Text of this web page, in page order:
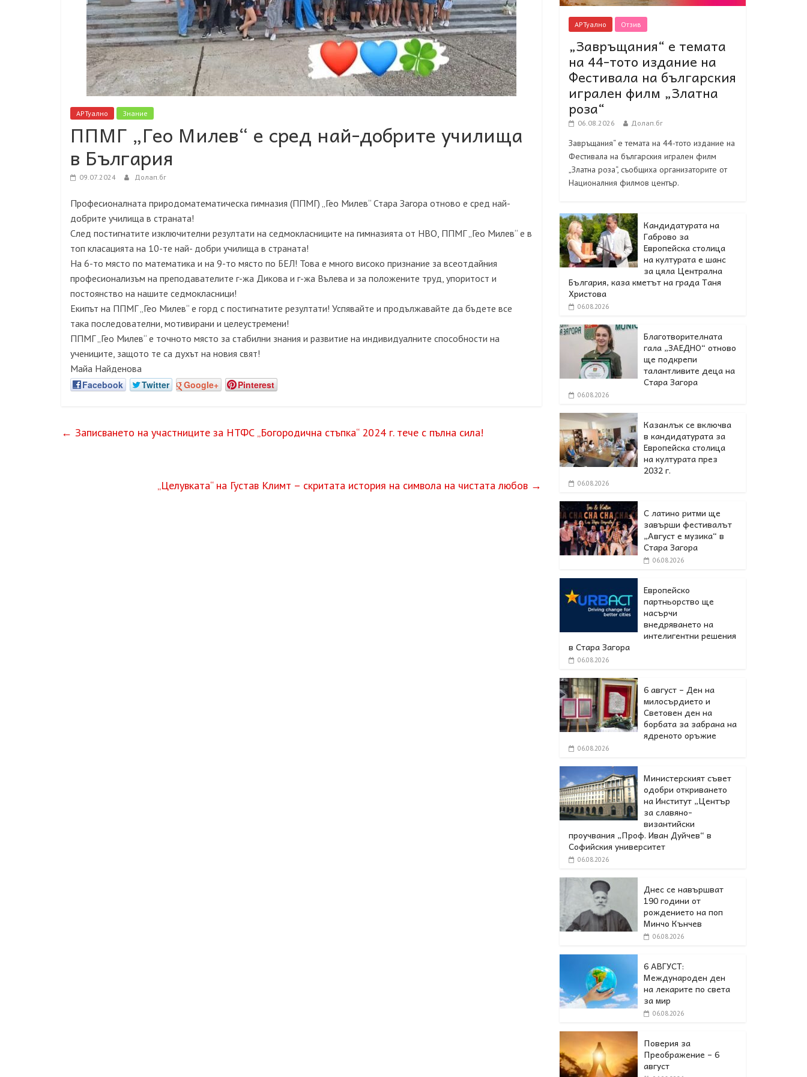
АРТуално Знание
ППМГ „Гео Милев“ е сред най-добрите училища
в България
09.07.2024 Долап.бг
Професионалната природоматематическа гимназия (ППМГ) „Гео Милев“ Стара Загора отново е сред най-
добрите училища в страната!
След постигнатите изключителни резултати на седмокласниците на гимназията от НВО, ППМГ „Гео Милев“ е в
топ класацията на 10-те най- добри училища в страната!
На 6-то място по математика и на 9-то място по БЕЛ! Това е много високо признание за всеотдайния
професионализъм на преподавателите г-жа Дикова и г-жа Вълева и за положените труд, упоритост и
постоянство на нашите седмокласници!
Екипът на ППМГ „Гео Милев“ е горд с постигнатите резултати! Успявайте и продължавайте да бъдете все
така последователни, мотивирани и целеустремени!
ППМГ „Гео Милев“ е точното място за стабилни знания и развитие на индивидуалните способности на
учениците, защото те са духът на новия свят!
Майа Найденова
Facebook
Twitter Google+ Pinterest
← Записването на участниците за НТФС „Богородична стъпка“ 2024 г. тече с пълна сила!
„Целувката“ на Густав Климт – скритата история на символа на чистата любов →
АРТуално Отзив
„Завръщания“ е темата
на 44-тото издание на
Фестивала на българския
игрален филм „Златна
роза“
06.08.2026 Долап.бг
Завръщания“ е темата на 44-тото издание на
Фестивала на българския игрален филм
„Златна роза“, съобщиха организаторите от
Националния филмов център.
Кандидатурата на
Габрово за
Европейска столица
на културата е шанс
за цяла Централна
България, каза кметът на града Таня
Христова
06.08.2026
Благотворителната
гала „ЗАЕДНО“ отново
ще подкрепи
талантливите деца на
Стара Загора
06.08.2026
Казанлък се включва
в кандидатурата за
Европейска столица
на културата през
2032 г.
06.08.2026
С латино ритми ще
завърши фестивалът
„Август е музика“ в
Стара Загора
06.08.2026
Европейско
партньорство ще
насърчи
внедряването на
интелигентни решения
в Стара Загора
06.08.2026
6 август – Ден на
милосърдието и
Световен ден на
борбата за забрана на
ядреното оръжие
06.08.2026
Министерският съвет
одобри откриването
на Институт „Център
за славяно-
византийски
проучвания „Проф. Иван Дуйчев“ в
Софийския университет
06.08.2026
Днес се навършват
190 години от
рождението на поп
Минчо Кънчев
06.08.2026
6 АВГУСТ:
Международен ден
на лекарите по света
за мир
06.08.2026
Поверия за
Преображение – 6
август